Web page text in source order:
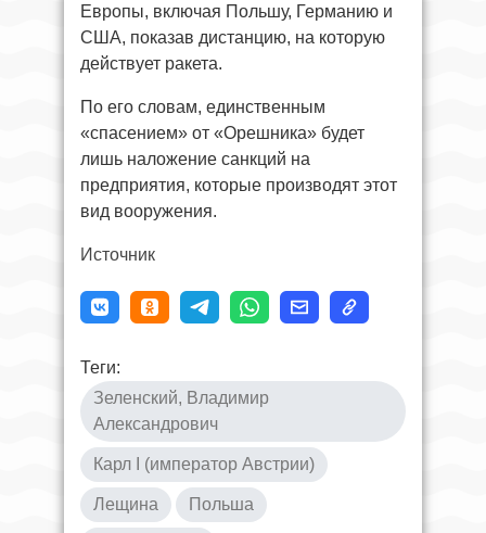
Европы, включая Польшу, Германию и
США, показав дистанцию, на которую
действует ракета.
По его словам, единственным
«спасением» от «Орешника» будет
лишь наложение санкций на
предприятия, которые производят этот
вид вооружения.
Источник
Теги:
Зеленский, Владимир
Александрович
Карл I (император Австрии)
Лещина Польша